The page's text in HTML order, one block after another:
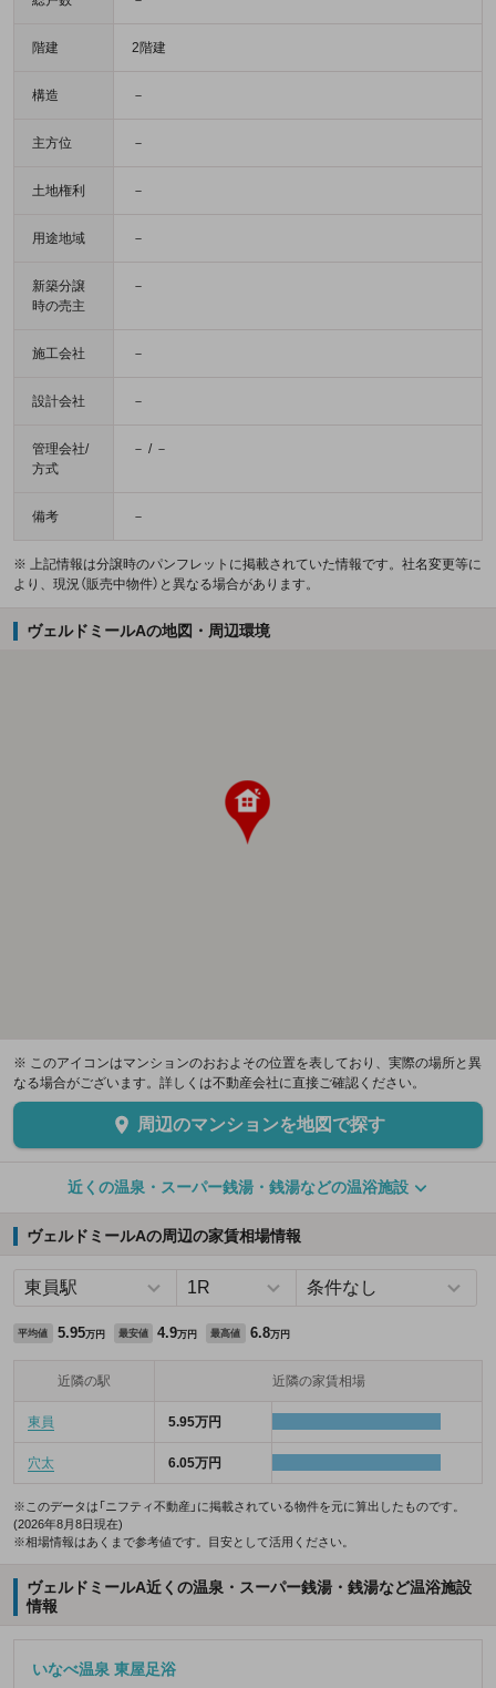
階建 2階建
構造 －
主方位 －
土地権利 －
用途地域 －
新築分譲
時の売主
－
施工会社 －
設計会社 －
管理会社/
方式
－ / －
備考 －
※ 上記情報は分譲時のパンフレットに掲載されていた情報です。社名変更等に
より、現況（販売中物件）と異なる場合があります。
ヴェルドミールAの地図・周辺環境
※ このアイコンはマンションのおおよその位置を表しており、実際の場所と異
なる場合がございます。詳しくは不動産会社に直接ご確認ください。
周辺のマンションを地図で探す
近くの温泉・スーパー銭湯・銭湯などの温浴施設
ヴェルドミールAの周辺の家賃相場情報
平均値 5.95万円 最安値 4.9万円 最高値 6.8万円
近隣の駅 近隣の家賃相場
東員 5.95万円
穴太 6.05万円
※このデータは「ニフティ不動産」に掲載されている物件を元に算出したものです。
(2026年8月8日現在)
※相場情報はあくまで参考値です。目安として活用ください。
ヴェルドミールA近くの温泉・スーパー銭湯・銭湯など温浴施設
情報
いなべ温泉 東屋足浴